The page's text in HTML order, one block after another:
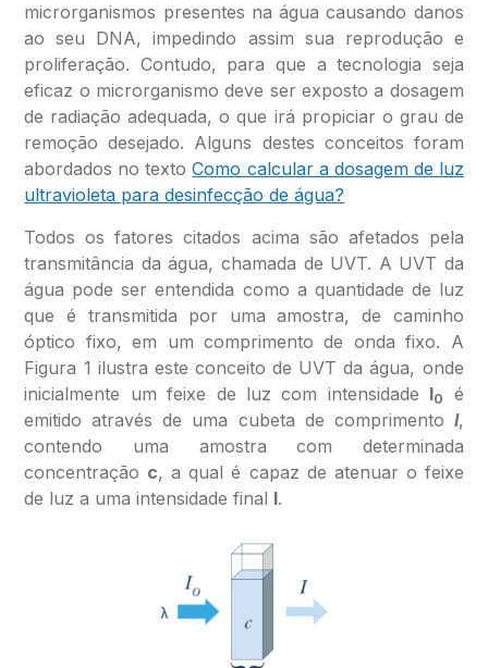
microrganismos presentes na água causando danos
ao seu DNA, impedindo assim sua reprodução e
proliferação. Contudo, para que a tecnologia seja
eficaz o microrganismo deve ser exposto a dosagem
de radiação adequada, o que irá propiciar o grau de
remoção desejado. Alguns destes conceitos foram
abordados no textoComo calcular a dosagem de luz
ultravioleta para desinfecção de água?
Todos os fatores citados acima são afetados pela
transmitância da água, chamada de UVT. A UVT da
água pode ser entendida como a quantidade de luz
que é transmitida por uma amostra, de caminho
óptico fixo, em um comprimento de onda fixo. A
Figura 1 ilustra este conceito de UVT da água, onde
inicialmente um feixe de luz com intensidade I0
é
emitido através de uma cubeta de comprimento l,
contendo uma amostra com determinada
concentração c, a qual é capaz de atenuar o feixe
de luz a uma intensidade final I.